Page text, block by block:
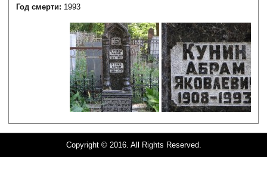
Год смерти: 1993
Copyright © 2016. All Rights Reserved.